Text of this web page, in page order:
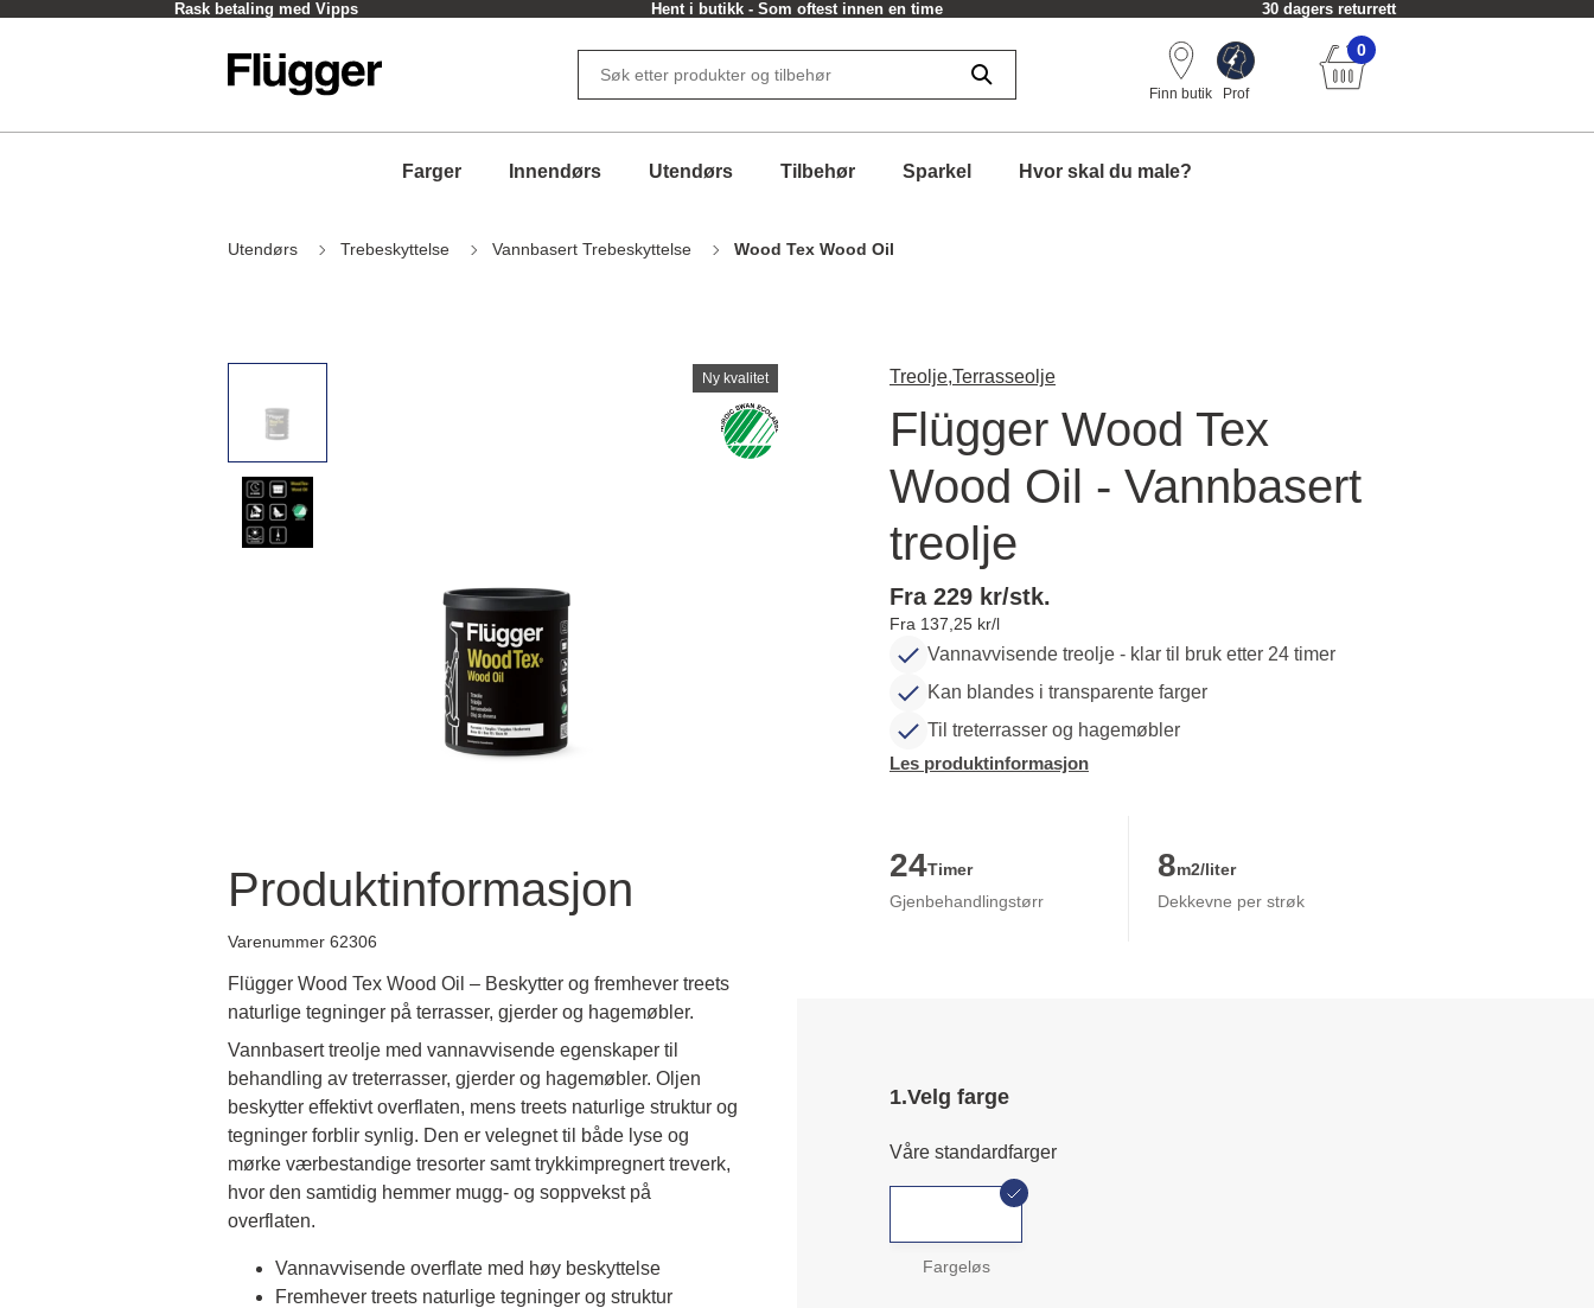
Rask betaling med Vipps Hent i butikk - Som oftest innen en time 30 dagers returrett
Finn butik Prof
0
Farger Innendørs Utendørs Tilbehør Sparkel Hvor skal du male?
Utendørs Trebeskyttelse Vannbasert Trebeskyttelse Wood Tex Wood Oil
Ny kvalitet
Produktinformasjon
Varenummer 62306
Flügger Wood Tex Wood Oil – Beskytter og fremhever treets
naturlige tegninger på terrasser, gjerder og hagemøbler.
Vannbasert treolje med vannavvisende egenskaper til
behandling av treterrasser, gjerder og hagemøbler. Oljen
beskytter effektivt overflaten, mens treets naturlige struktur og
tegninger forblir synlig. Den er velegnet til både lyse og
mørke værbestandige tresorter samt trykkimpregnert treverk,
hvor den samtidig hemmer mugg- og soppvekst på
Vannavvisende overflate med høy beskyttelse
Fremhever treets naturlige tegninger og struktur
Treolje,Terrasseolje
Flügger Wood Tex
Wood Oil - Vannbasert
treolje
Fra 229 kr/stk.
Fra 137,25 kr/l
Vannavvisende treolje - klar til bruk etter 24 timer
Kan blandes i transparente farger
Til treterrasser og hagemøbler
Les produktinformasjon
24Timer
Gjenbehandlingstørr
8m2/liter
Dekkevne per strøk
1.Velg farge
Våre standardfarger
Fargeløs